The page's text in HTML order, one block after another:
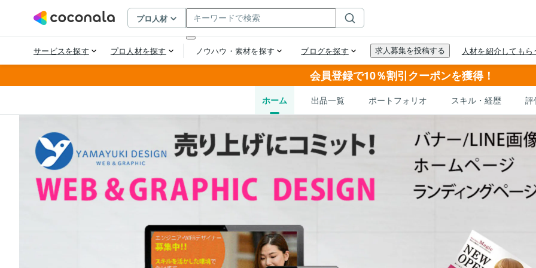
会員登録で10％割引クーポンを獲得！
ホーム 出品一覧 ポートフォリオ スキル・経歴 評